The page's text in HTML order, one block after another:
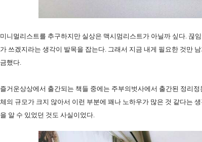
미니멀리스트를 추구하지만 실상은 맥시멈리스트가 아닐까 싶다. 끊
가 쓰겠지라는 생각이 발목을 잡는다. 그래서 지금 내게 필요한 것만
금했다.
즐거운상상에서 출간되는 책들 중에는 주부의벗사에서 출간된 정리
체의 규모가 크지 않아서 이런 부분에 꽤나 노하우가 많은 것 같다는
을 알 수 있었던 것도 사실이었다.